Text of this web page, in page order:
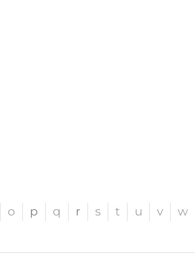
o p q r s t u v w